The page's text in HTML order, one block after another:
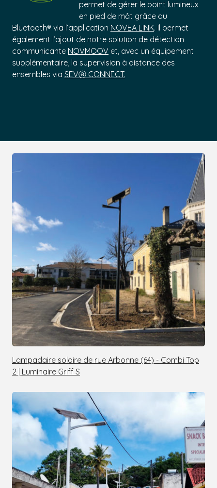
permet de gérer le point lumineux
en pied de mât grâce au
Bluetooth® via l’application NOVEA LINK. Il permet
également l’ajout de notre solution de détection
communicante NOVMOOV et, avec un équipement
supplémentaire, la supervision à distance des
ensembles via SEVⓔ CONNECT.
Lampadaire solaire de rue Arbonne (64) - Combi Top
2 | Luminaire Griff S